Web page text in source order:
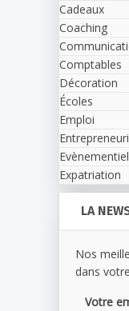
Cadeaux
Coaching
Comptables
Décoration
Écoles
Emploi
Evènementiel
Expatriation
LA
Nos
dans
Votre